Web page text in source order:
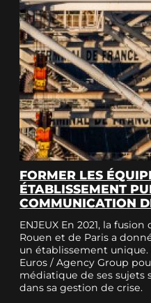
FORMER LES
ÉTABLISSEMENT
COMMUNICATION
ENJEUX En 2021, la
Rouen et de Paris a
un établissement unique.
Euros / Agency Group
médiatique de ses sujets
dans sa gestion de crise.